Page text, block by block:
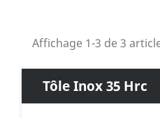
Affichage 1-3 de 3
Tôle Inox 35 Hrc